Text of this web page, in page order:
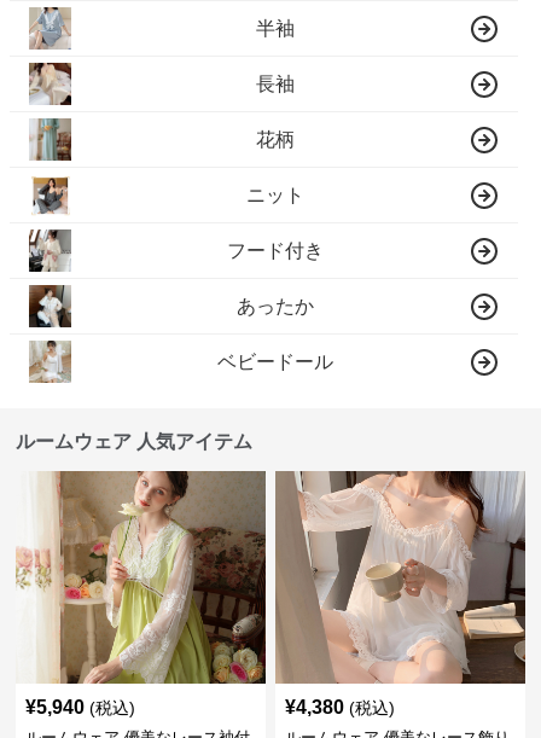
半袖
長袖
花柄
ニット
フード付き
あったか
ベビードール
ルームウェア 人気アイテム
¥5,940 (税込) ¥4,380 (税込)